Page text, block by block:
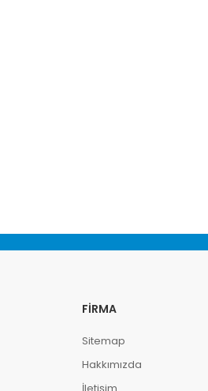
FIRMA
Sitemap
Hakkımızda